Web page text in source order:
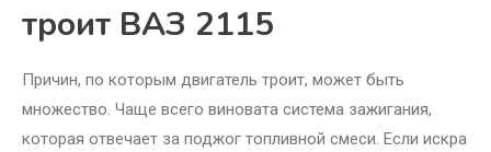
троит ВАЗ 2115
Причин, по которым двигатель троит, может быть
множество. Чаще всего виновата система зажигания,
которая отвечает за поджог топливной смеси. Если искра